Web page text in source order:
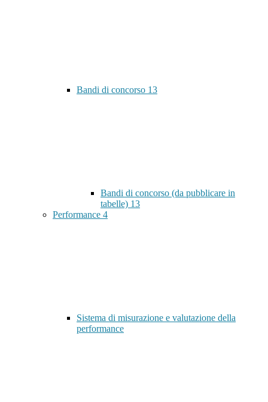
Bandi di concorso 13
Bandi di concorso (da pubblicare in
tabelle) 13
Performance 4
Sistema di misurazione e valutazione della
performance